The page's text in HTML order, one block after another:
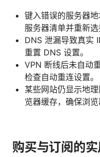
键入错误的服务器
服务器清单并重新选
DNS 泄漏导致真实
重置 DNS 设置。
VPN 断线后未自动
检查自动重连设置。
某些网站仍显示地
览器缓存，确保浏览
购买与订阅的